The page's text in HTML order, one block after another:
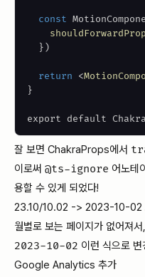
const
shouldForwardProp
})
return <
}
잘 보면 ChakraProps에서
이로써 @ts-ignore 어노테
용할 수 있게 되었다!
23.10/10.02 -> 2023-10-02
월별로 보는 페이지가 없어져
2023-10-02 이런 식으로 변
Google Analytics 추가